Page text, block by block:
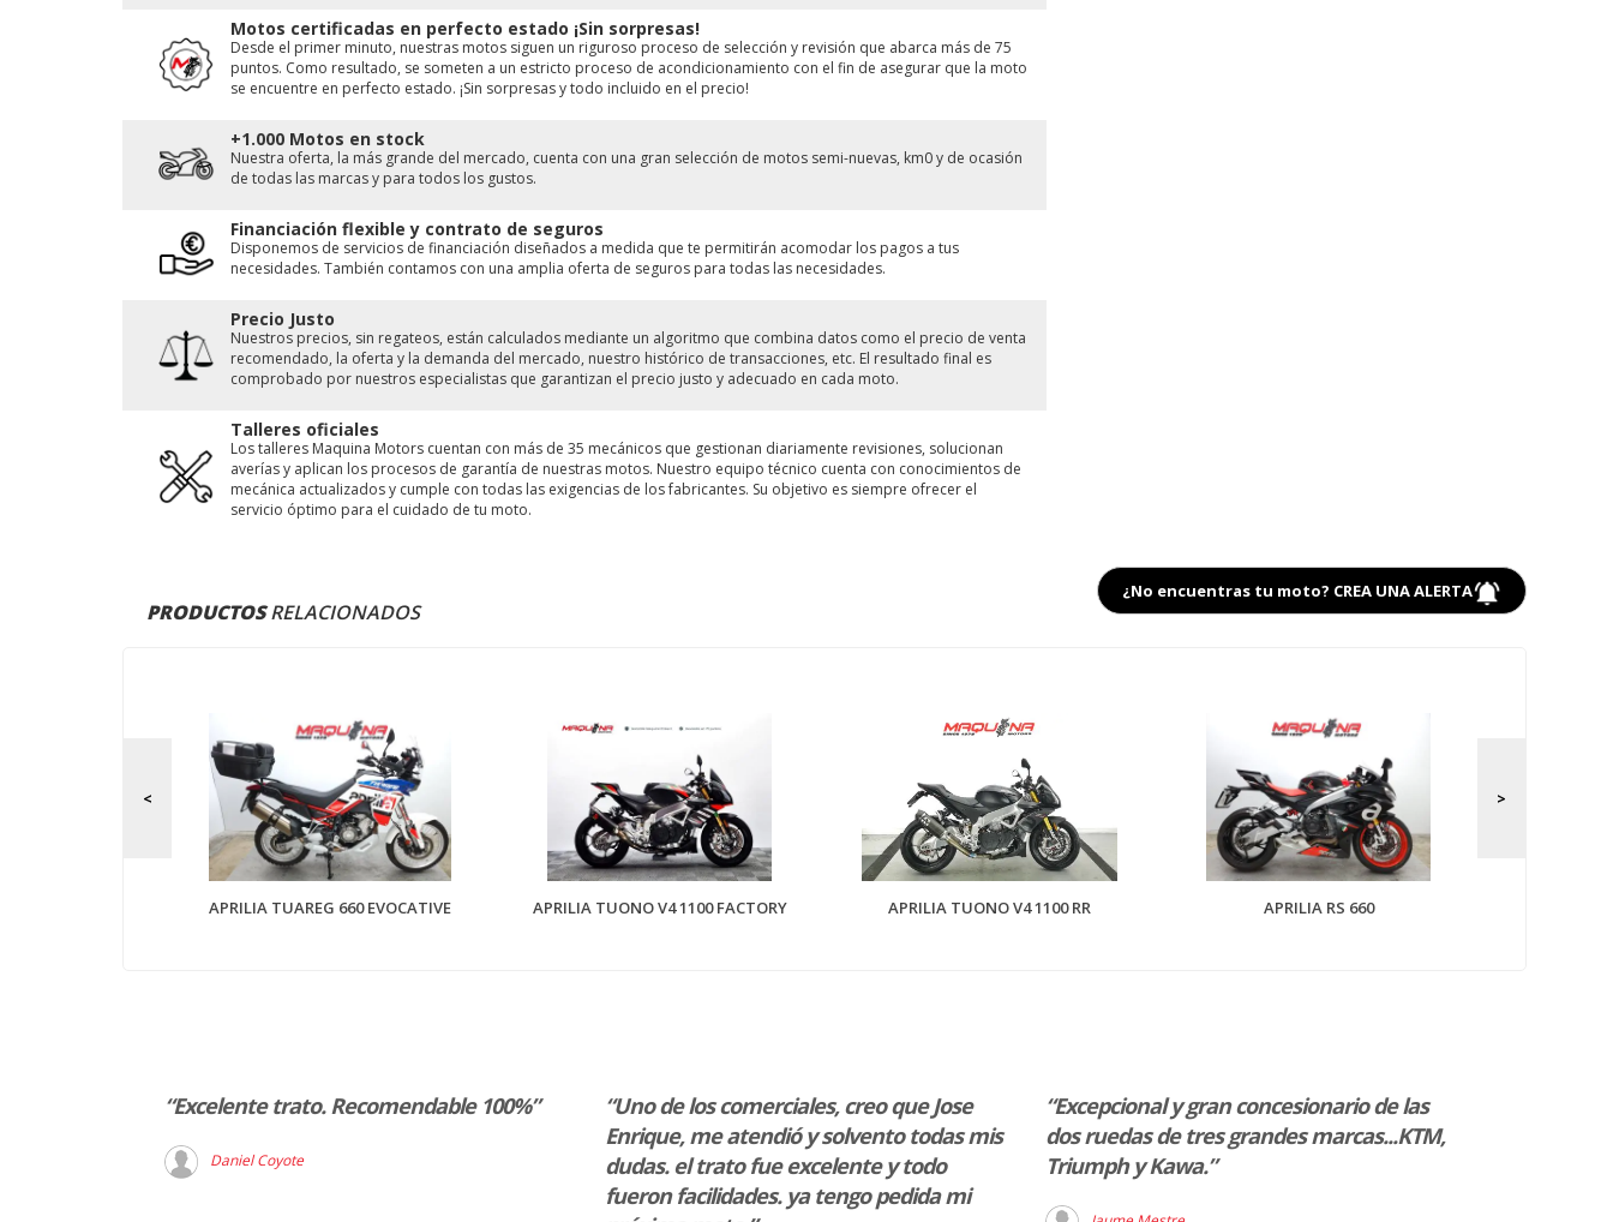
Motos certificadas en perfecto estado ¡Sin sorpresas!
Desde el primer minuto, nuestras motos siguen un riguroso proceso de selección y revisión que abarca más de 75
puntos. Como resultado, se someten a un estricto proceso de acondicionamiento con el fin de asegurar que la moto
se encuentre en perfecto estado. ¡Sin sorpresas y todo incluido en el precio!
+1.000 Motos en stock
Nuestra oferta, la más grande del mercado, cuenta con una gran selección de motos semi-nuevas, km0 y de ocasión
de todas las marcas y para todos los gustos.
Financiación flexible y contrato de seguros
Disponemos de servicios de financiación diseñados a medida que te permitirán acomodar los pagos a tus
necesidades. También contamos con una amplia oferta de seguros para todas las necesidades.
Precio Justo
Nuestros precios, sin regateos, están calculados mediante un algoritmo que combina datos como el precio de venta
recomendado, la oferta y la demanda del mercado, nuestro histórico de transacciones, etc. El resultado final es
comprobado por nuestros especialistas que garantizan el precio justo y adecuado en cada moto.
Talleres oficiales
Los talleres Maquina Motors cuentan con más de 35 mecánicos que gestionan diariamente revisiones, solucionan
averías y aplican los procesos de garantía de nuestras motos. Nuestro equipo técnico cuenta con conocimientos de
mecánica actualizados y cumple con todas las exigencias de los fabricantes. Su objetivo es siempre ofrecer el
servicio óptimo para el cuidado de tu moto.
¿No encuentras tu moto? CREA UNA ALERTA
PRODUCTOSRELACIONADOS
APRILIA TUAREG 660 EVOCATIVE APRILIA TUONO V4 1100 FACTORY APRILIA TUONO V4 1100 RR APRILIA RS 660
“Excelente trato. Recomendable 100%”
Daniel Coyote
“Uno de los comerciales, creo que Jose
Enrique, me atendió y solvento todas mis
dudas. el trato fue excelente y todo
fueron facilidades. ya tengo pedida mi
“Excepcional y gran concesionario de las
dos ruedas de tres grandes marcas...KTM,
Triumph y Kawa.”